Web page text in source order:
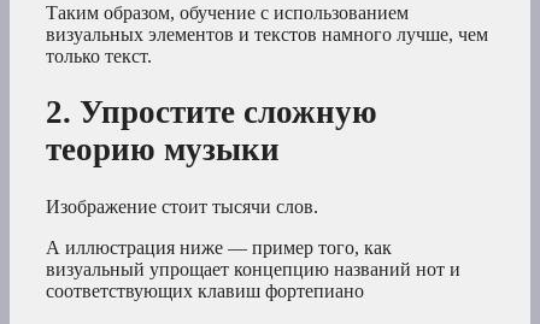
Таким образом, обучение с использованием
визуальных элементов и текстов намного лучше, чем
только текст.
2. Упростите сложную
теорию музыки
Изображение стоит тысячи слов.
А иллюстрация ниже — пример того, как
визуальный упрощает концепцию названий нот и
соответствующих клавиш фортепиано